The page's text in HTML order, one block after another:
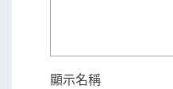
顯示名稱